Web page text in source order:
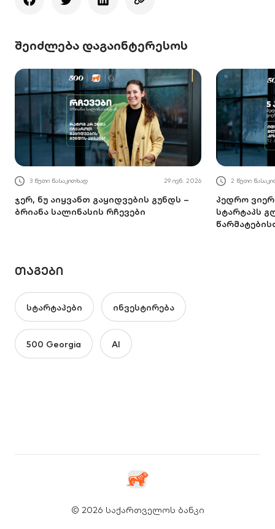
შეიძლება დაგაინტერესოს
3 წუთი წასაკითხად 29 ივნ. 2026
ჯერ, ნუ აიყვანთ გაყიდვების გუნდს –
ბრიანა სალინასის რჩევები
2 წუთი
პედრო
სტარტაპს
ᲗᲐᲒᲔᲑᲘ
სტარტაპები ინვესტირება
500 Georgia AI
© 2026 საქართველოს ბანკი